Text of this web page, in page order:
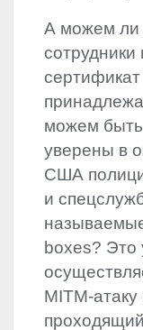
А можем ли
можем быть
уверены в
США
и
boxes? Это
MITM-